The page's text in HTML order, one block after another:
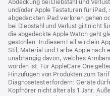
Abdeckung bei Diebstahl und
und/oder Apple Tastaturen für iPad,
abgedeckten iPad verloren gehen
bei Diebstahl und Verlust gilt nicht
die abgedeckte Apple Watch geht
gestohlen. In diesem Fall wird ein
Stil, Material und Farbe Apple nach
unabhängig davon, welches
worden ist. Für AppleCare One
Hinzufügen von Produkten zum
Diagnosetest erfordern: Geräte
Kopfhörer nicht älter als 1 Jahr.